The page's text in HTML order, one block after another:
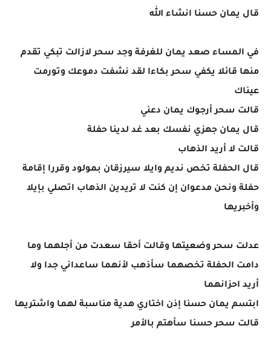
قال يمان حسنا انشاء الله
في المساء صعد يمان للغرفة وجد سحر لازالت تبكي تقدم
منها قائلا يكفي سحر بكاءا لقد نشفت دموعك وتورمت
عيناك
قالت سحر أرجوك يمان دعني
قال يمان جهزي نفسك بعد غد لدينا حفلة
قالت لا أريد الذهاب
قال الحفلة تخص نديم وايلا سيرزقان بمولود وقررا إقامة
حفلة ونحن مدعوان إن كنت لا تريدين الذهاب اتصلي بإيلا
وأخبريها
عدلت سحر وضعيتها وقالت أحقا سعدت من أجلهما وما
دامت الحفلة تخصهما سأذهب لأنهما ساعداني جدا ولا
أريد احزانهما
ابتسم يمان حسنا إذن اختاري هدية مناسبة لهما واشتريها
قالت سحر حسنا سأهتم بالأمر